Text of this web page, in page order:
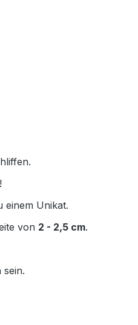
einem Unikat.
von 2 - 2,5 cm.
sein.